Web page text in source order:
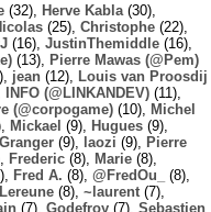
(32), Herve Kabla (30),
(25), Christophe (22),
(16), JustinThemiddle (16),
(13),
Pierre Mawas (@Pem)
jean (12),
Louis van Proosdij
INFO (@LINKANDEV) (11),
(@corpogame) (10),
Michel
Mickael (9), Hugues (9),
(9), laozi (9),
Pierre
Frederic (8), Marie (8),
Fred A. (8), @FredOu_
(8),
Lereune (8), ~laurent (7),
(7), Godefroy (7), Sebastien